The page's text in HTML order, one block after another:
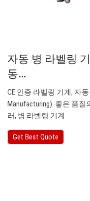
자동 병 라벨링
동…
CE 인증 라벨링 기계, 자
Manufacturing). 좋은 품
러, 병 라벨링 기계.
Get Best Quote